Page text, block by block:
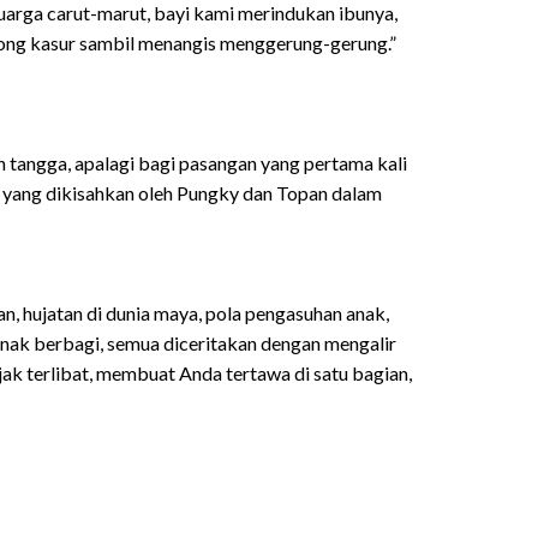
carut-marut, bayi kami merindukan ibunya,
kasur sambil menangis menggerung-gerung.”
apalagi bagi pasangan yang pertama kali
dikisahkan oleh Pungky dan Topan dalam
hujatan di dunia maya, pola pengasuhan anak,
berbagi, semua diceritakan dengan mengalir
terlibat, membuat Anda tertawa di satu bagian,